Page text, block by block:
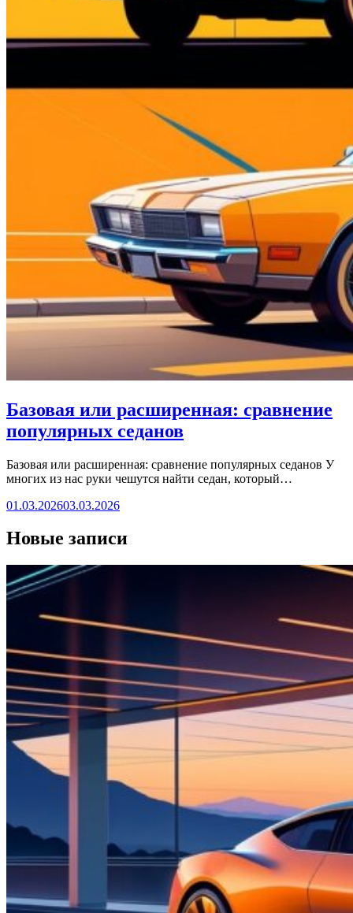
Базовая или расширенная: сравнение
популярных седанов
Базовая или расширенная: сравнение популярных седанов У
многих из нас руки чешутся найти седан, который…
01.03.202603.03.2026
Новые записи